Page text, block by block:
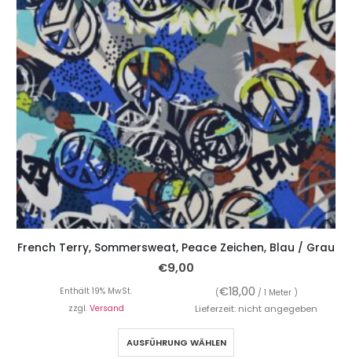
French Terry, Sommersweat, Peace Zeichen, Blau / Grau
€9,00
Enthält 19% MwSt. (€18,00 / 1 Meter )
zzgl. Versand Lieferzeit: nicht angegeben
AUSFÜHRUNG WÄHLEN